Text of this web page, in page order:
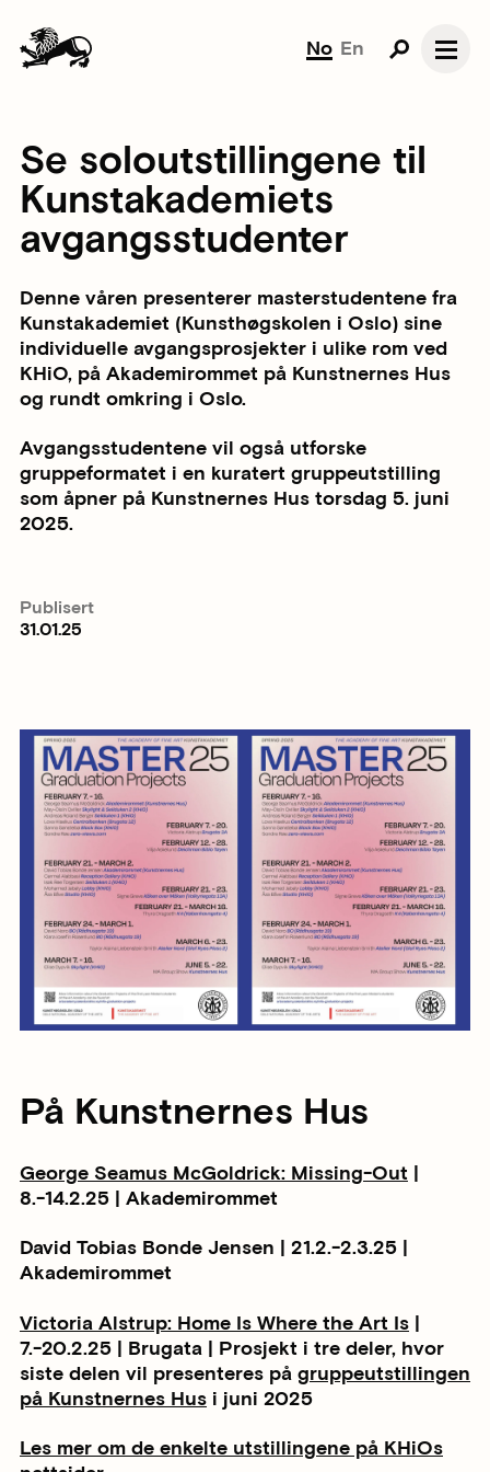
No En
Se soloutstillingene til
Kunstakademiets
avgangsstudenter
Denne våren presenterer masterstudentene fra
Kunstakademiet (Kunsthøgskolen i Oslo) sine
individuelle avgangsprosjekter i ulike rom ved
KHiO, på Akademirommet på Kunstnernes Hus
og rundt omkring i Oslo.
Avgangsstudentene vil også utforske
gruppeformatet i en kuratert gruppeutstilling
som åpner på Kunstnernes Hus torsdag 5. juni
2025.
Publisert
31.01.25
På Kunstnernes Hus
George Seamus McGoldrick: Missing-Out |
8.-14.2.25 | Akademirommet
David Tobias Bonde Jensen | 21.2.-2.3.25 |
Akademirommet
Victoria Alstrup: Home Is Where the Art Is |
7.-20.2.25 | Brugata | Prosjekt i tre deler, hvor
siste delen vil presenteres på gruppeutstillingen
på Kunstnernes Hus i juni 2025
Les mer om de enkelte utstillingene på KHiOs